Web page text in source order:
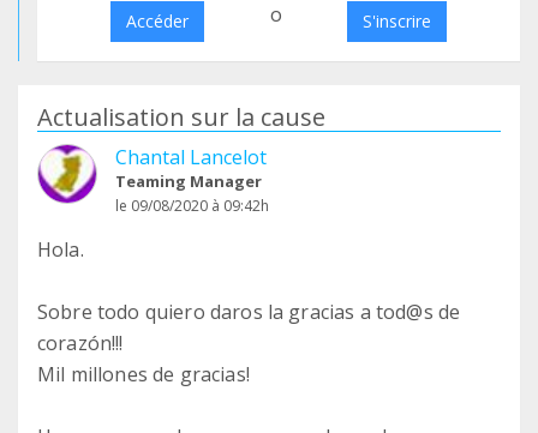
Accéder o S'inscrire
Actualisation sur la cause
Chantal Lancelot
Teaming Manager
le 09/08/2020 à 09:42h
Hola.
Sobre todo quiero daros la gracias a tod@s de
corazón!!!
Mil millones de gracias!